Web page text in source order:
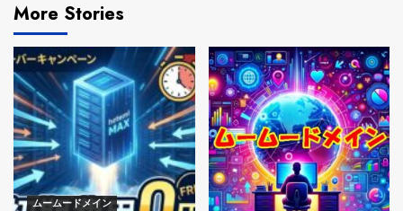
More Stories
ムームードメイン